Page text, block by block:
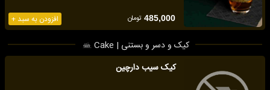
افزودن به سبد + 485,000 تومان
کیک و دسر و بستنی | Cake
کیک سیب دارچین